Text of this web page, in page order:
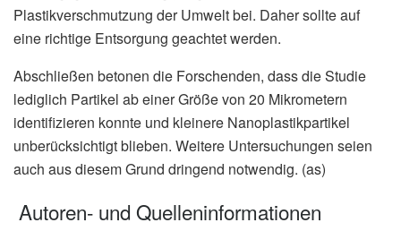
Plastikverschmutzung der Umwelt bei. Daher sollte auf
eine richtige Entsorgung geachtet werden.
Abschließen betonen die Forschenden, dass die Studie
lediglich Partikel ab einer Größe von 20 Mikrometern
identifizieren konnte und kleinere Nanoplastikpartikel
unberücksichtigt blieben. Weitere Untersuchungen seien
auch aus diesem Grund dringend notwendig. (as)
Autoren- und Quelleninformationen